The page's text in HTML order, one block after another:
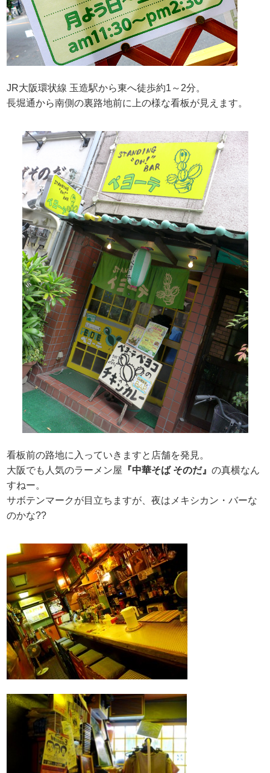
JR大阪環状線 玉造駅から東へ徒歩約1～2分。
長堀通から南側の裏路地前に上の様な看板が見えます。
看板前の路地に入っていきますと店舗を発見。
大阪でも人気のラーメン屋 『中華そば そのだ』の真横なん
すねー。
サボテンマークが目立ちますが、夜はメキシカン・バーな
のかな??